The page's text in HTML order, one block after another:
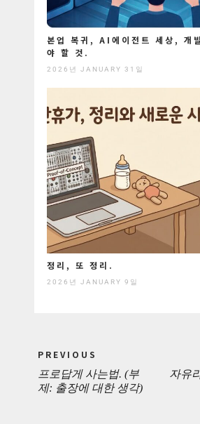
본업 복귀, AI에이전트 세상, 개
야 할 것.
2026년 JANUARY 31일
정리, 또 정리.
2026년 JANUARY 9일
navigation
PREVIOUS
PREVIOUS
프로답게 사는법. (부
제: 출장에 대한 생각)
자유